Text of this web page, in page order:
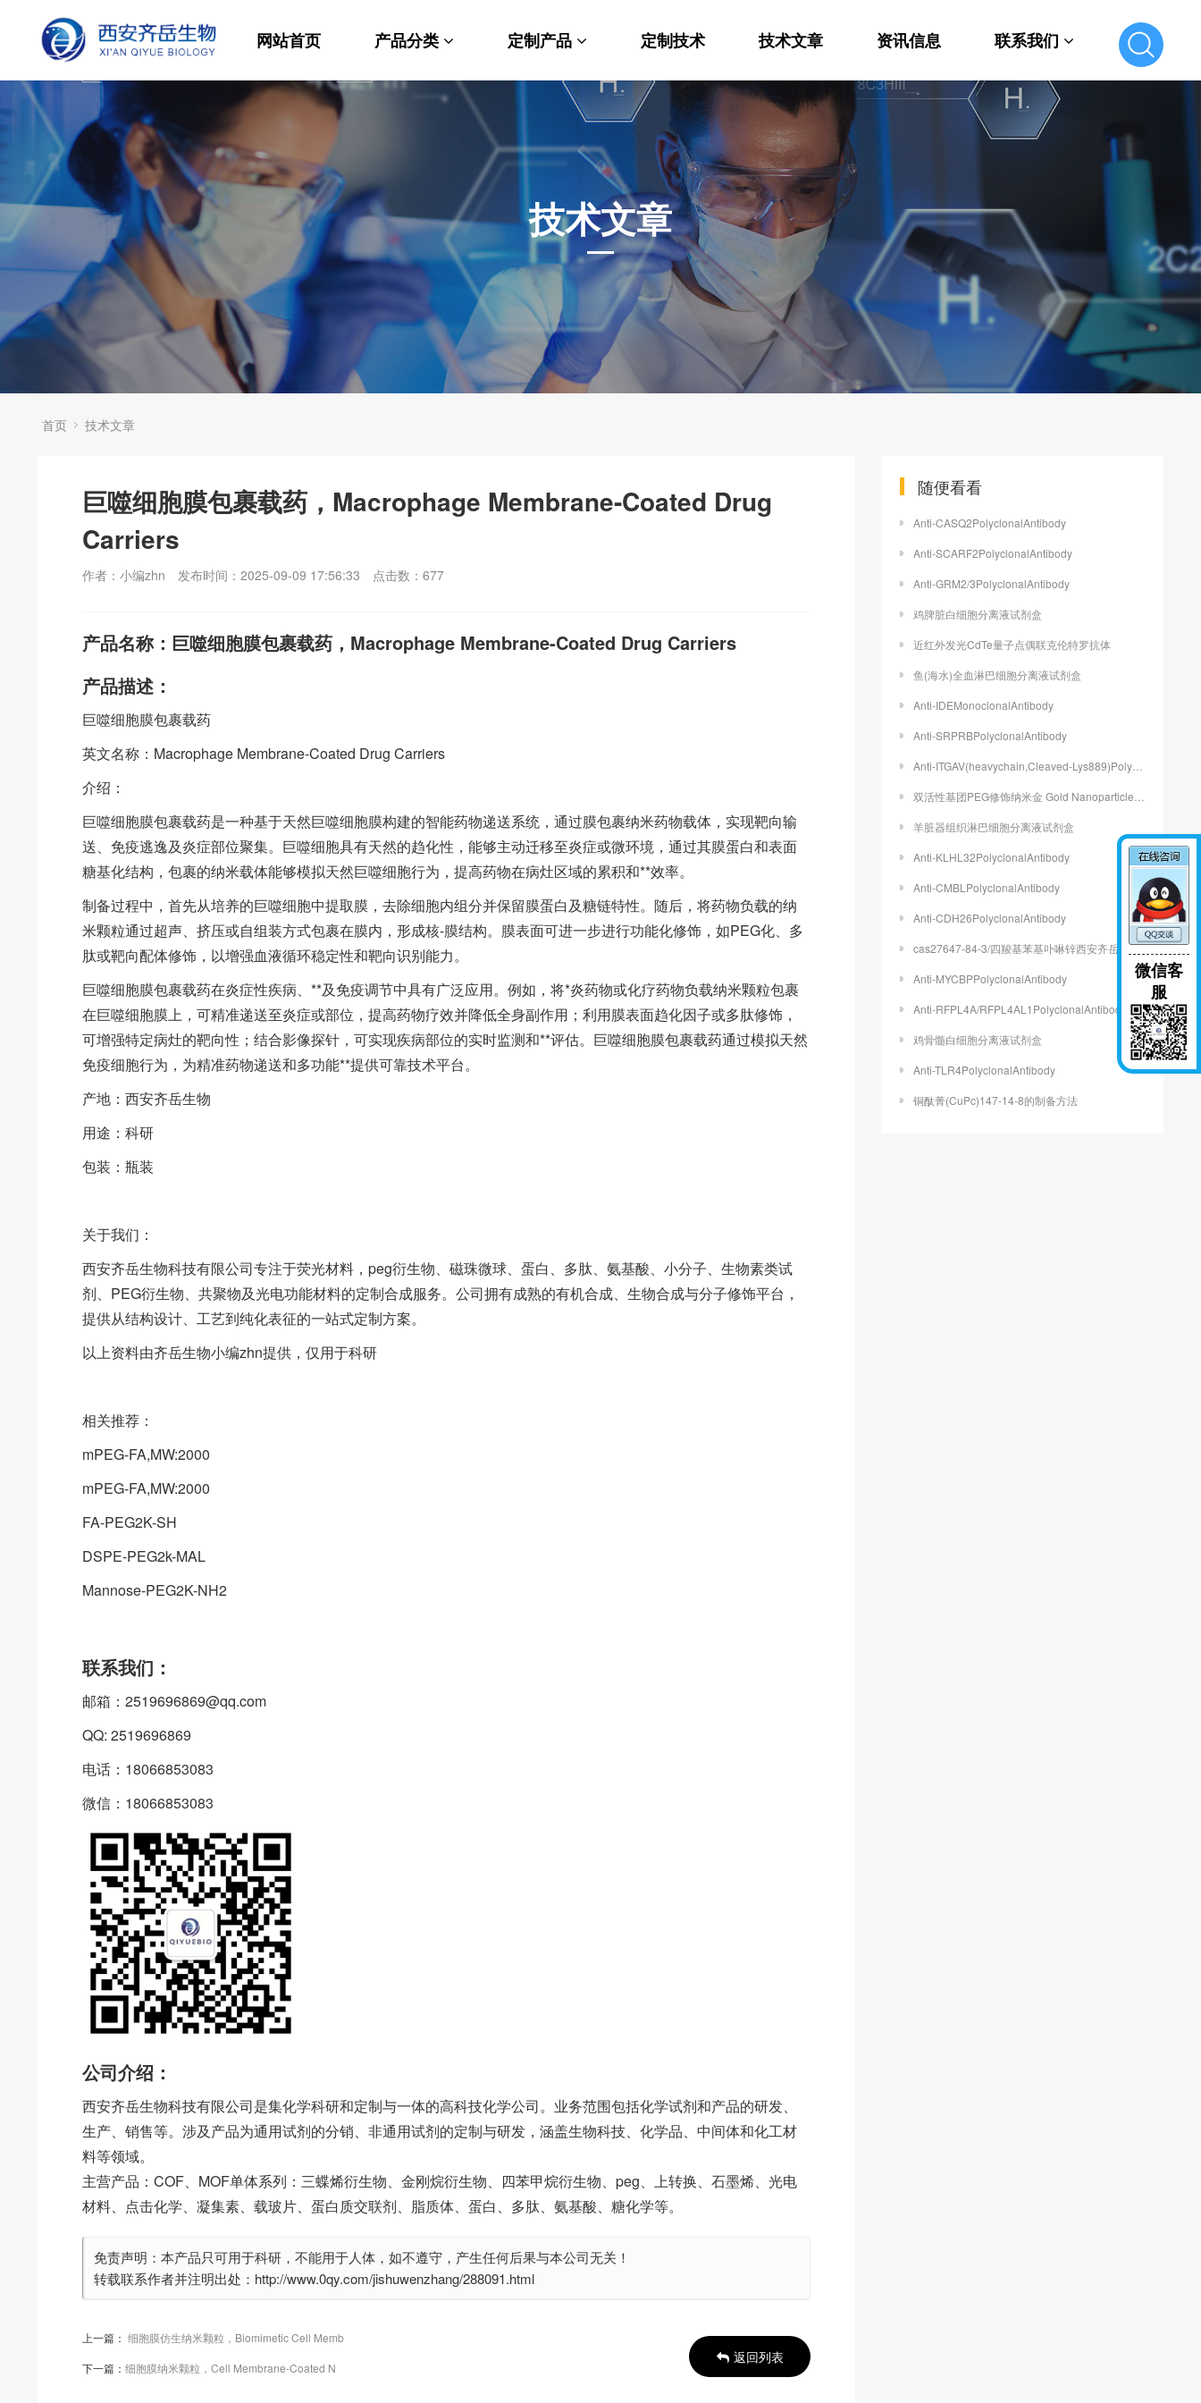
网站首页 产品分类
材料科学
生命科学
发光材料
功能性化学
分析化学
其他产品
定制产品
纳米材料定制
PEG衍生物
荧光标记定制
MOF材料定制
小分子定制
多肽定制
其他材料定制
定制技术 技术文章 资讯信息 联系我们
联系我们
技术文章
首页 技术文章
巨噬细胞膜包裹载药，Macrophage Membrane-Coated Drug
Carriers
作者：小编zhn 发布时间：2025-09-09 17:56:33 点击数： 677
产品名称：巨噬细胞膜包裹载药，Macrophage Membrane-Coated Drug Carriers
产品描述：
巨噬细胞膜包裹载药
英文名称：Macrophage Membrane-Coated Drug Carriers
介绍：
巨噬细胞膜包裹载药是一种基于天然巨噬细胞膜构建的智能药物递送系统，通过膜包裹纳米药物载体，实现靶向输
送、免疫逃逸及炎症部位聚集。巨噬细胞具有天然的趋化性，能够主动迁移至炎症或微环境，通过其膜蛋白和表面
糖基化结构，包裹的纳米载体能够模拟天然巨噬细胞行为，提高药物在病灶区域的累积和**效率。
制备过程中，首先从培养的巨噬细胞中提取膜，去除细胞内组分并保留膜蛋白及糖链特性。随后，将药物负载的纳
米颗粒通过超声、挤压或自组装方式包裹在膜内，形成核-膜结构。膜表面可进一步进行功能化修饰，如PEG化、多
肽或靶向配体修饰，以增强血液循环稳定性和靶向识别能力。
巨噬细胞膜包裹载药在炎症性疾病、**及免疫调节中具有广泛应用。例如，将*炎药物或化疗药物负载纳米颗粒包裹
在巨噬细胞膜上，可精准递送至炎症或部位，提高药物疗效并降低全身副作用；利用膜表面趋化因子或多肽修饰，
可增强特定病灶的靶向性；结合影像探针，可实现疾病部位的实时监测和**评估。巨噬细胞膜包裹载药通过模拟天然
免疫细胞行为，为精准药物递送和多功能**提供可靠技术平台。
产地：西安齐岳生物
用途：科研
包装：瓶装
关于我们：
西安齐岳生物科技有限公司专注于荧光材料，peg衍生物、磁珠微球、蛋白、多肽、氨基酸、小分子、生物素类试
剂、PEG衍生物、共聚物及光电功能材料的定制合成服务。公司拥有成熟的有机合成、生物合成与分子修饰平台，
提供从结构设计、工艺到纯化表征的一站式定制方案。
以上资料由齐岳生物小编zhn提供，仅用于科研
相关推荐：
mPEG-FA,MW:2000
mPEG-FA,MW:2000
FA-PEG2K-SH
DSPE-PEG2k-MAL
Mannose-PEG2K-NH2
联系我们：
邮箱：2519696869@qq.com
QQ: 2519696869
电话：18066853083
微信：18066853083
公司介绍：
西安齐岳生物科技有限公司是集化学科研和定制与一体的高科技化学公司。业务范围包括化学试剂和产品的研发、
生产、销售等。涉及产品为通用试剂的分销、非通用试剂的定制与研发，涵盖生物科技、化学品、中间体和化工材
料等领域。
主营产品：COF、MOF单体系列：三蝶烯衍生物、金刚烷衍生物、四苯甲烷衍生物、peg、上转换、石墨烯、光电
材料、点击化学、凝集素、载玻片、蛋白质交联剂、脂质体、蛋白、多肽、氨基酸、糖化学等。
免责声明：本产品只可用于科研，不能用于人体，如不遵守，产生任何后果与本公司无关！
转载联系作者并注明出处：http://www.0qy.com/jishuwenzhang/288091.html
上一篇： 细胞膜仿生纳米颗粒，Biomimetic Cell Memb
下一篇： 细胞膜纳米颗粒，Cell Membrane-Coated N
返回列表
随便看看
Anti-CASQ2PolyclonalAntibody
Anti-SCARF2PolyclonalAntibody
Anti-GRM2/3PolyclonalAntibody
鸡脾脏白细胞分离液试剂盒
近红外发光CdTe量子点偶联克伦特罗抗体
鱼(海水)全血淋巴细胞分离液试剂盒
Anti-IDEMonoclonalAntibody
Anti-SRPRBPolyclonalAntibody
Anti-ITGAV(heavychain,Cleaved-Lys889)PolyclonalAntibody
双活性基团PEG修饰纳米金 Gold Nanoparticles 20nm (0.5mg/ml)
羊脏器组织淋巴细胞分离液试剂盒
Anti-KLHL32PolyclonalAntibody
Anti-CMBLPolyclonalAntibody
Anti-CDH26PolyclonalAntibody
cas27647-84-3/四羧基苯基卟啉锌西安齐岳供应
Anti-MYCBPPolyclonalAntibody
Anti-RFPL4A/RFPL4AL1PolyclonalAntibody
鸡骨髓白细胞分离液试剂盒
Anti-TLR4PolyclonalAntibody
铜酞菁(CuPc)147-14-8的制备方法
微信客
服